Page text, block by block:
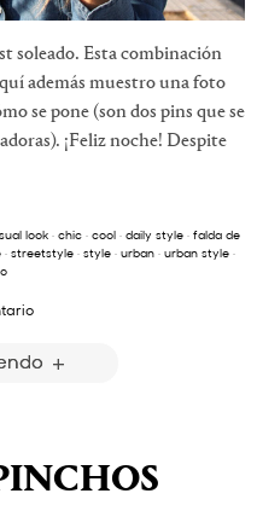
soleado. Esta combinación
además muestro una foto
se pone (son dos pins que se
¡Feliz noche! Despite
look · chic · cool · daily style · falda de
· streetstyle · style · urban · urban style ·